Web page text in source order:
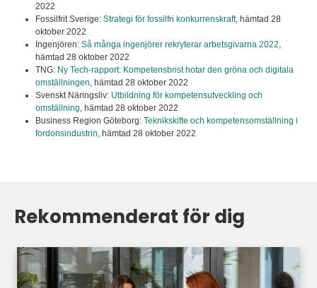
2022
Fossilfrit Sverige: Strategi för fossilfri konkurrenskraft, hämtad 28
oktober 2022
Ingenjören: Så många ingenjörer rekryterar arbetsgivarna 2022,
hämtad 28 oktober 2022
TNG: Ny Tech-rapport: Kompetensbrist hotar den gröna och digitala
omställningen, hämtad 28 oktober 2022
Svenskt Näringsliv: Utbildning för kompetensutveckling och
omställning, hämtad 28 oktober 2022
Business Region Göteborg: Teknikskifte och kompetensomställning i
fordonsindustrin, hämtad 28 oktober 2022
Rekommenderat för dig